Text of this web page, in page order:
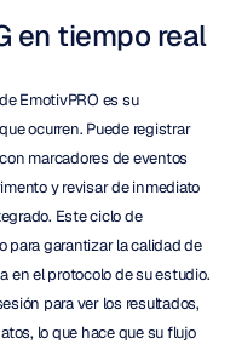
en tiempo real
EmotivPRO es su
ocurren. Puede registrar
marcadores de eventos
y revisar de inmediato
Este ciclo de
para garantizar la calidad de
en el protocolo de su estudio.
para ver los resultados,
lo que hace que su flujo